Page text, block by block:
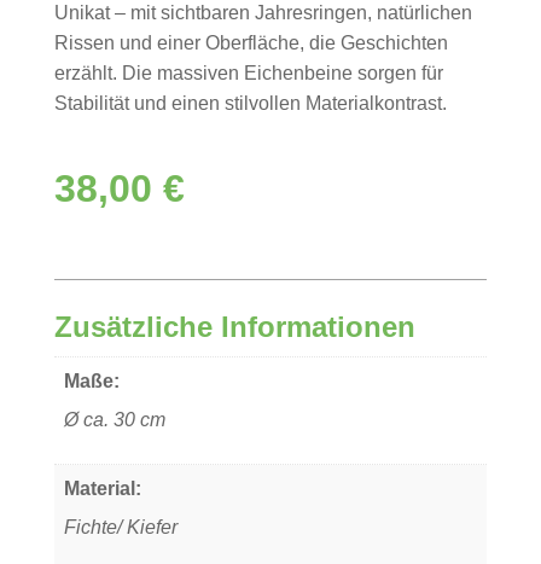
Unikat – mit sichtbaren Jahresringen, natürlichen
Rissen und einer Oberfläche, die Geschichten
erzählt. Die massiven Eichenbeine sorgen für
Stabilität und einen stilvollen Materialkontrast.
38,00 €
Zusätzliche Informationen
Maße:
Ø ca. 30 cm
Material:
Fichte/ Kiefer